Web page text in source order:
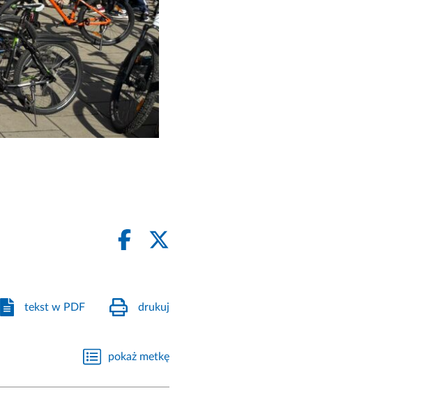
tekst w PDF drukuj
pokaż metkę